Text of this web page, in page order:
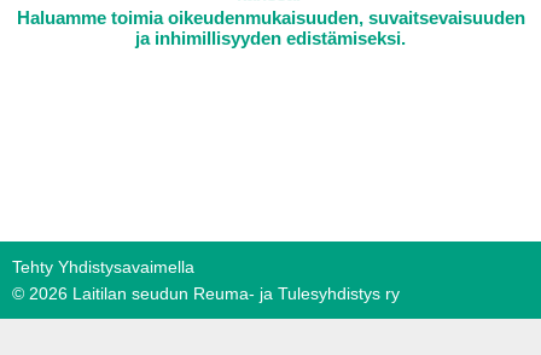
Haluamme toimia oikeudenmukaisuuden, suvaitsevaisuuden
ja inhimillisyyden edistämiseksi.
Tehty Yhdistysavaimella
© 2026 Laitilan seudun Reuma- ja Tulesyhdistys ry